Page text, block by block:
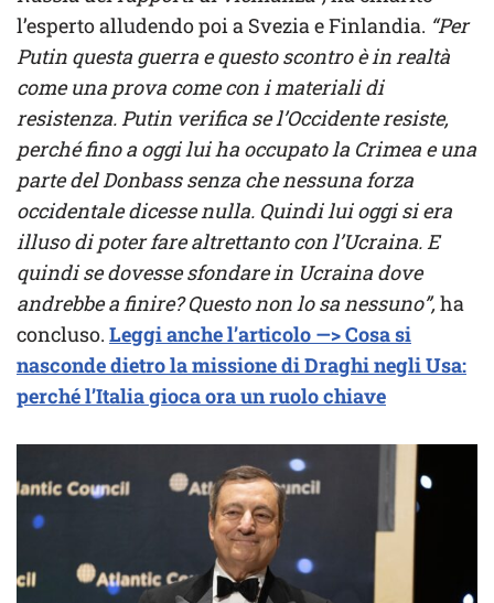
l’esperto alludendo poi a Svezia e Finlandia. “Per
Putin questa guerra e questo scontro è in realtà
come una prova come con i materiali di
resistenza. Putin verifica se l’Occidente resiste,
perché fino a oggi lui ha occupato la Crimea e una
parte del Donbass senza che nessuna forza
occidentale dicesse nulla. Quindi lui oggi si era
illuso di poter fare altrettanto con l’Ucraina. E
quindi se dovesse sfondare in Ucraina dove
andrebbe a finire? Questo non lo sa nessuno”,ha
concluso. Leggi anche l’articolo —> Cosa si
nasconde dietro la missione di Draghi negli Usa:
perché l’Italia gioca ora un ruolo chiave